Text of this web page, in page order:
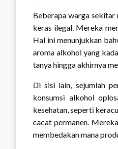
Beberapa warga sekitar
keras ilegal. Mereka
Hal ini menunjukkan
aroma alkohol yang
tanya hingga akhirnya
Di sisi lain, sejumlah
konsumsi alkohol
kesehatan, seperti
cacat permanen.
membedakan mana